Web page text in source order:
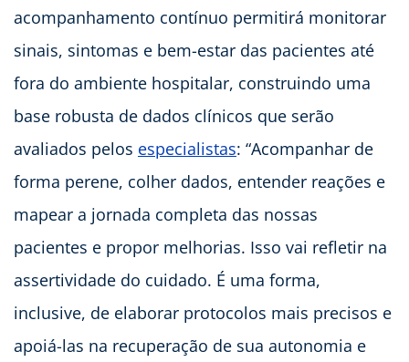
acompanhamento contínuo permitirá monitorar
sinais, sintomas e bem-estar das pacientes até
fora do ambiente hospitalar, construindo uma
base robusta de dados clínicos que serão
avaliados pelos especialistas: “Acompanhar de
forma perene, colher dados, entender reações e
mapear a jornada completa das nossas
pacientes e propor melhorias. Isso vai refletir na
assertividade do cuidado. É uma forma,
inclusive, de elaborar protocolos mais precisos e
apoiá-las na recuperação de sua autonomia e